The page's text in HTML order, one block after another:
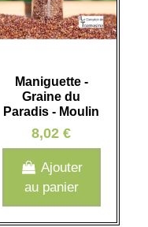
Maniguette -
Graine du
Paradis - Moulin
8,02 €
Ajouter
au panier